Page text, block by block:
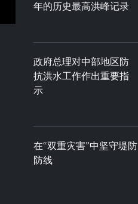
年的历史最高洪峰记录
政府总理对中部地区防
抗洪水工作作出重要指
示
在“双重灾害”中坚守堤防
防线